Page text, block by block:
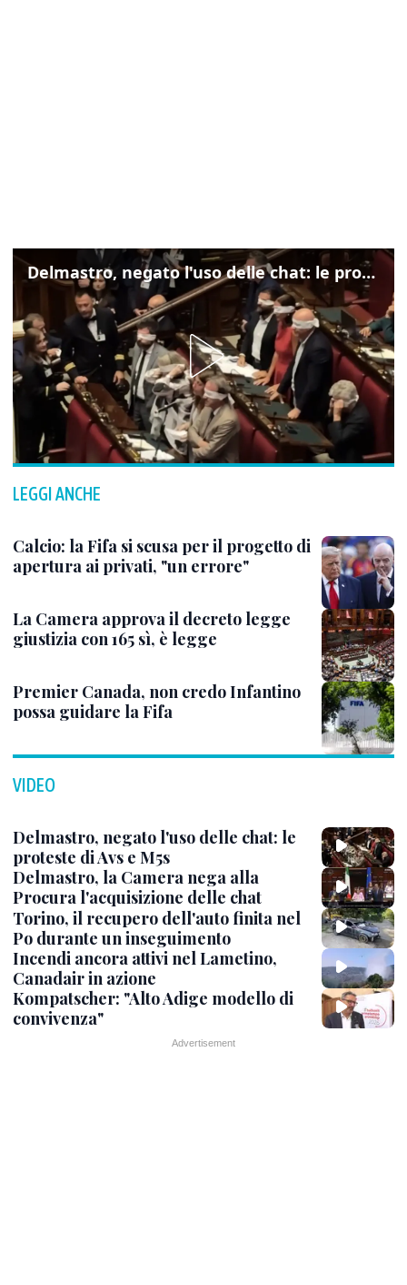
Delmastro, negato l'uso delle chat: le proteste di Avs e M5s
LEGGI ANCHE
Calcio: la Fifa si scusa per il progetto di
apertura ai privati, "un errore"
La Camera approva il decreto legge
giustizia con 165 sì, è legge
Premier Canada, non credo Infantino
possa guidare la Fifa
VIDEO
Delmastro, negato l'uso delle chat: le
proteste di Avs e M5s
Delmastro, la Camera nega alla
Procura l'acquisizione delle chat
Torino, il recupero dell'auto finita nel
Po durante un inseguimento
Incendi ancora attivi nel Lametino,
Canadair in azione
Kompatscher: "Alto Adige modello di
convivenza"